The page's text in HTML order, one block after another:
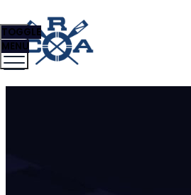
TOGGLE
MENU